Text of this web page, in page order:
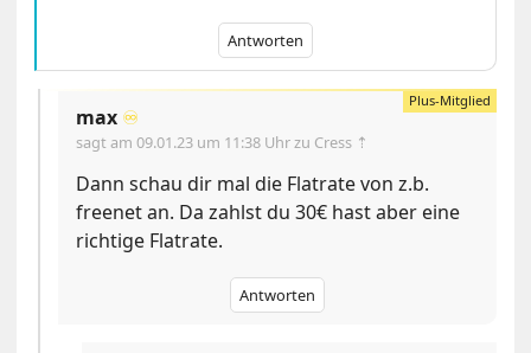
Antworten
max ♾️
sagt am09.01.23 um 11:38 Uhrzu Cress ⇡
Dann schau dir mal die Flatrate von z.b.
freenet an. Da zahlst du 30€ hast aber eine
richtige Flatrate.
Antworten